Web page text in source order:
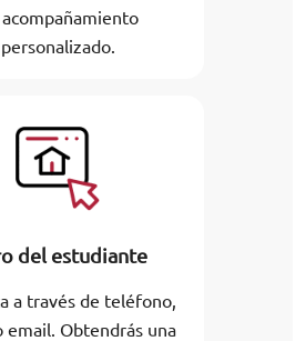
personalizado.
del estudiante
a través de teléfono,
email. Obtendrás una